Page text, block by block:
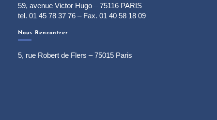
59, avenue Victor Hugo – 75116 PARIS
tel. 01 45 78 37 76 – Fax. 01 40 58 18 09
Nous Rencontrer
5, rue Robert de Flers – 75015 Paris